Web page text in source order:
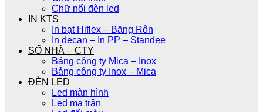
Chữ nổi đèn led
IN KTS
In bạt Hiflex – Băng Rôn
In decan – In PP – Standee
SỐ NHÀ – CTY
Bảng công ty Mica – Inox
Bảng công ty Inox – Mica
ĐÈN LED
Led màn hình
Led ma trận